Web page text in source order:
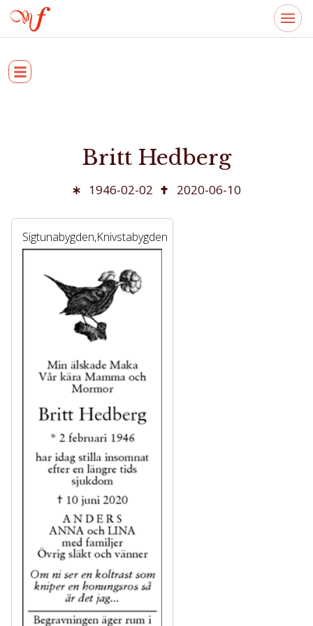
Britt Hedberg
1946-02-02 2020-06-10
Sigtunabygden,Knivstabygden